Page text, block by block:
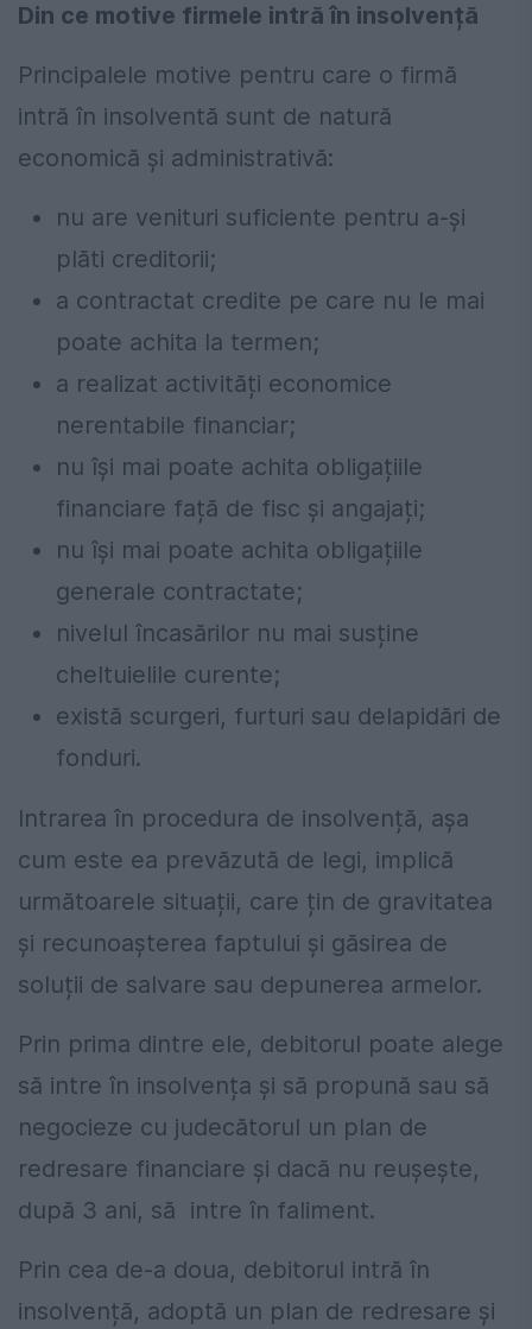
Din ce motive firmele intră în insolvență
Principalele motive pentru care o firmă
intră în insolventă sunt de natură
economică și administrativă:
nu are venituri suficiente pentru a-și
plăti creditorii;
a contractat credite pe care nu le mai
poate achita la termen;
a realizat activități economice
nerentabile financiar;
nu își mai poate achita obligațiile
financiare față de fisc și angajați;
nu își mai poate achita obligațiile
generale contractate;
nivelul încasărilor nu mai susține
cheltuielile curente;
există scurgeri, furturi sau delapidări de
fonduri.
Intrarea în procedura de insolvență, așa
cum este ea prevăzută de legi, implică
următoarele situații, care țin de gravitatea
și recunoașterea faptului și găsirea de
soluții de salvare sau depunerea armelor.
Prin prima dintre ele, debitorul poate alege
să intre în insolvența și să propună sau să
negocieze cu judecătorul un plan de
redresare financiare și dacă nu reușește,
după 3 ani, să intre în faliment.
Prin cea de-a doua, debitorul intră în
insolvență, adoptă un plan de redresare și